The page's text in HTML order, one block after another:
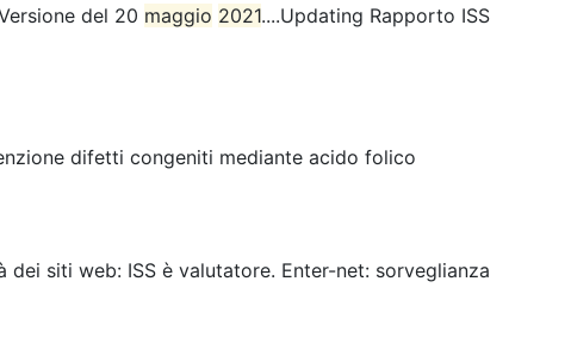
del 20 maggio 2021....Updating Rapporto ISS
difetti congeniti mediante acido folico
siti web: ISS è valutatore. Enter-net: sorveglianza